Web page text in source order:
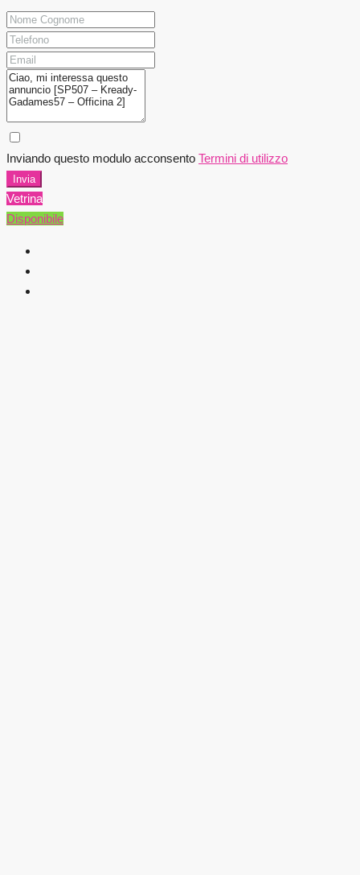
Inviando questo modulo acconsento Termini di utilizzo
Invia
Vetrina
Disponibile